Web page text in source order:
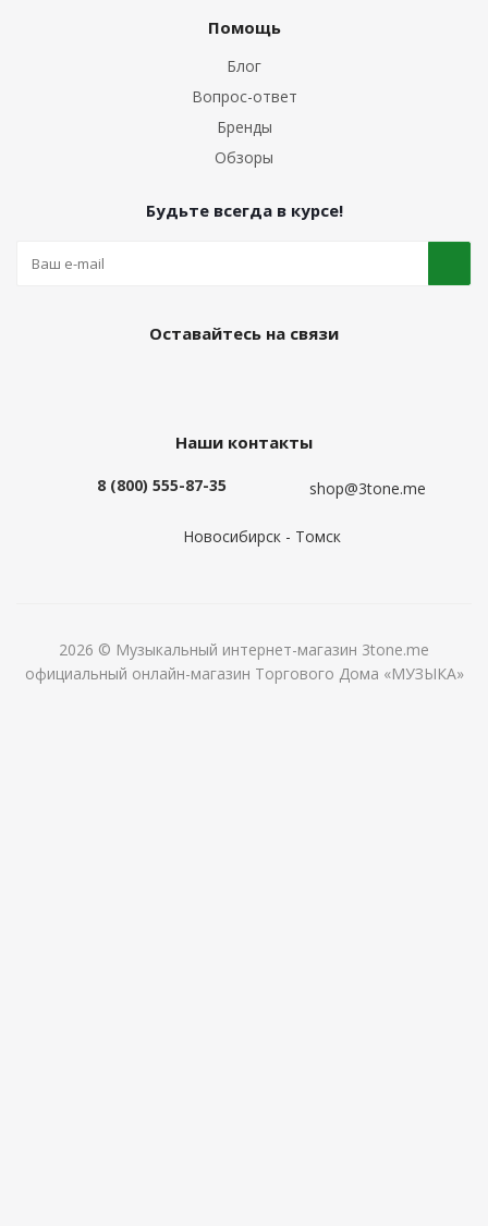
Помощь
Блог
Вопрос-ответ
Бренды
Обзоры
Будьте всегда в курсе!
Оставайтесь на связи
Наши контакты
8 (800) 555-87-35 shop@3tone.me
Новосибирск - Томск
2026 © Музыкальный интернет-магазин 3tone.me
официальный онлайн-магазин Торгового Дома «МУЗЫКА»